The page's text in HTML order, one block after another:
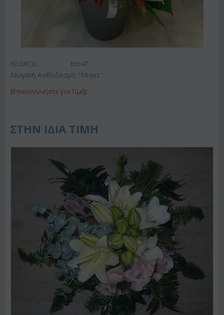
ΚΩΔΙΚΟΣ: Brb47
Νυφική Ανθοδέσμη "Μιγκε".
[Επικοινωνήστε για Τιμή]
ΣΤΗΝ ΙΔΙΑ ΤΙΜΗ